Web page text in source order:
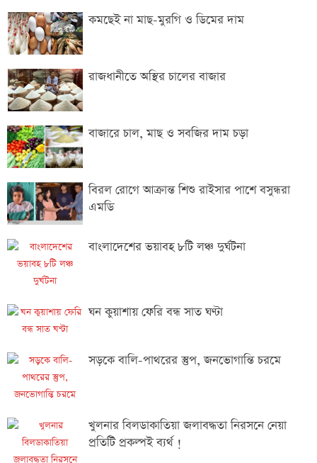
কমছেই না মাছ-মুরগি ও ডিমের দাম
রাজধানীতে অস্থির চালের বাজার
বাজারে চাল, মাছ ও সবজির দাম চড়া
বিরল রোগে আক্রান্ত শিশু রাইসার পাশে বসুন্ধরা
এমডি
বাংলাদেশের ভয়াবহ ৮টি লঞ্চ দুর্ঘটনা
ঘন কুয়াশায় ফেরি বন্ধ সাত ঘণ্টা
সড়কে বালি-পাথরের স্তুপ, জনভোগান্তি চরমে
খুলনার বিলডাকাতিয়া জলাবদ্ধতা নিরসনে নেয়া
প্রতিটি প্রকল্পই ব্যর্থ !